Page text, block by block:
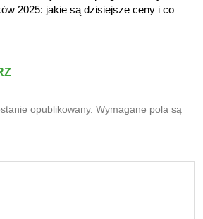
2025: jakie są dzisiejsze ceny i co
opublikowany. Wymagane pola są